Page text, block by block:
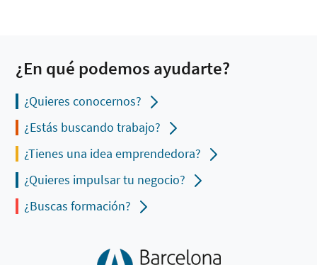
¿En qué podemos ayudarte?
¿Quieres conocernos?
¿Estás buscando trabajo?
¿Tienes una idea emprendedora?
¿Quieres impulsar tu negocio?
¿Buscas formación?